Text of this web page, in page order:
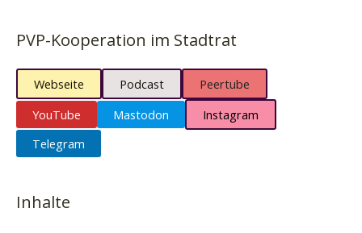
PVP-Kooperation im Stadtrat
Webseite Podcast
Peertube
YouTube
Mastodon
Instagram
Telegram
Inhalte